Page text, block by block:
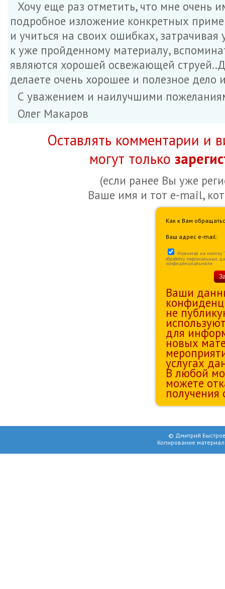
Хочу еще раз отметить, что мне очень
подробное изложение конкретных
и учиться на своих ошибках,
к уже пройденному материалу,
являются хорошей освежающей
делаете очень хорошее и полезное
С уважением и наилучшими
Олег Макаров
Оставлять комментарии и
могут только
(если ранее Вы уже
Ваше имя и тот e-mail,
Как к Вам
Ваш адрес e-mail:
Нажимая на кнопку
обработку персональных
конфиденциальности
Ваши
не
для
новых
услугах
В любой
можете
получения
© Дмитрий
Копирование